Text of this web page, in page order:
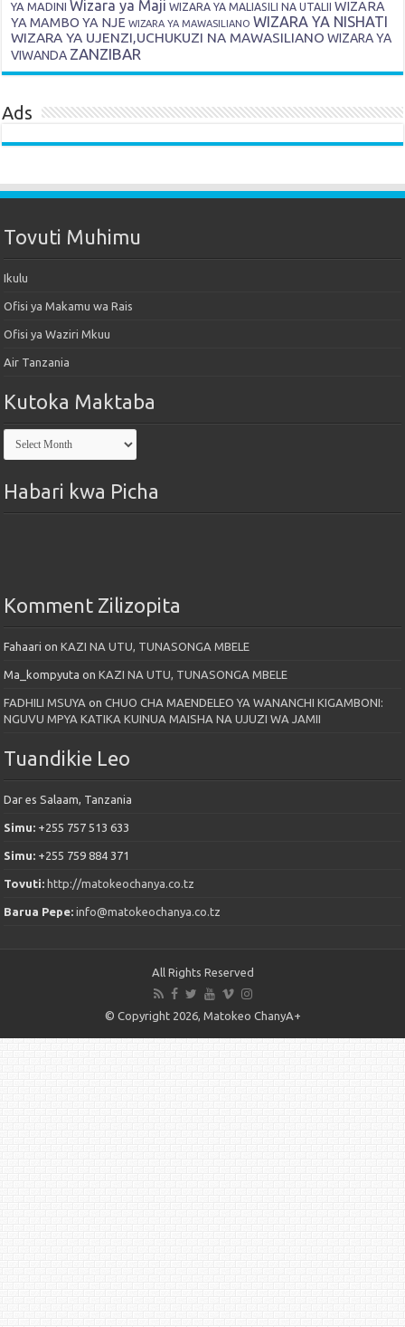
YA MADINI Wizara ya Maji WIZARA YA MALIASILI NA UTALII WIZARA
YA MAMBO YA NJE WIZARA YA MAWASILIANO WIZARA YA NISHATI
WIZARA YA UJENZI,UCHUKUZI NA MAWASILIANO WIZARA YA
VIWANDA ZANZIBAR
Ads
Tovuti Muhimu
Ikulu
Ofisi ya Makamu wa Rais
Ofisi ya Waziri Mkuu
Air Tanzania
Kutoka Maktaba
Kutoka
Maktaba
Habari kwa Picha
Komment Zilizopita
Fahaari onKAZI NA UTU, TUNASONGA MBELE
Ma_kompyuta onKAZI NA UTU, TUNASONGA MBELE
FADHILI MSUYA onCHUO CHA MAENDELEO YA WANANCHI KIGAMBONI:
NGUVU MPYA KATIKA KUINUA MAISHA NA UJUZI WA JAMII
Tuandikie Leo
Dar es Salaam, Tanzania
Simu: +255 757 513 633
Simu: +255 759 884 371
Tovuti: http://matokeochanya.co.tz
Barua Pepe:info@matokeochanya.co.tz
All Rights Reserved
© Copyright 2026, Matokeo ChanyA+